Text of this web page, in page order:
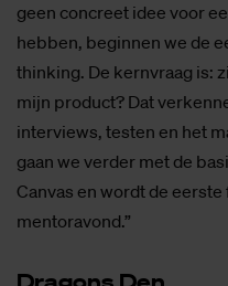
geen concreet idee voor
hebben, beginnen we de
thinking. De kernvraag is:
mijn product? Dat
interviews, testen en het
gaan we verder met de
Canvas en wordt de
mentoravond.”